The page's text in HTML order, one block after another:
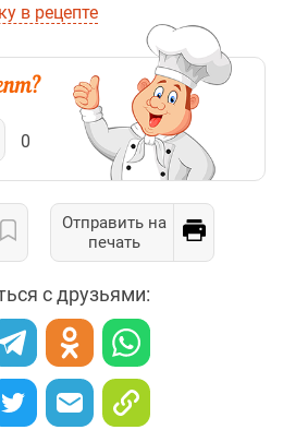
в рецепте
0
Отправить на
печать
с друзьями: